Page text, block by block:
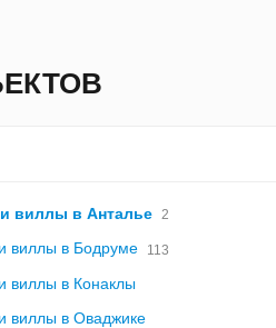
виллы в Анталье 2
виллы в Бодруме 113
виллы в Конаклы
виллы в Оваджике